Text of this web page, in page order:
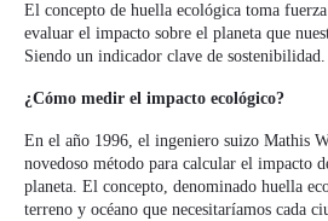
El concepto de huella ecológica toma
evaluar el impacto sobre el planeta que
Siendo un indicador clave de sostenibilidad.
¿Cómo medir el impacto ecológico?
En el año 1996, el ingeniero suizo Mathis
novedoso método para calcular el impacto
planeta. El concepto, denominado huella
terreno y océano que necesitaríamos cada